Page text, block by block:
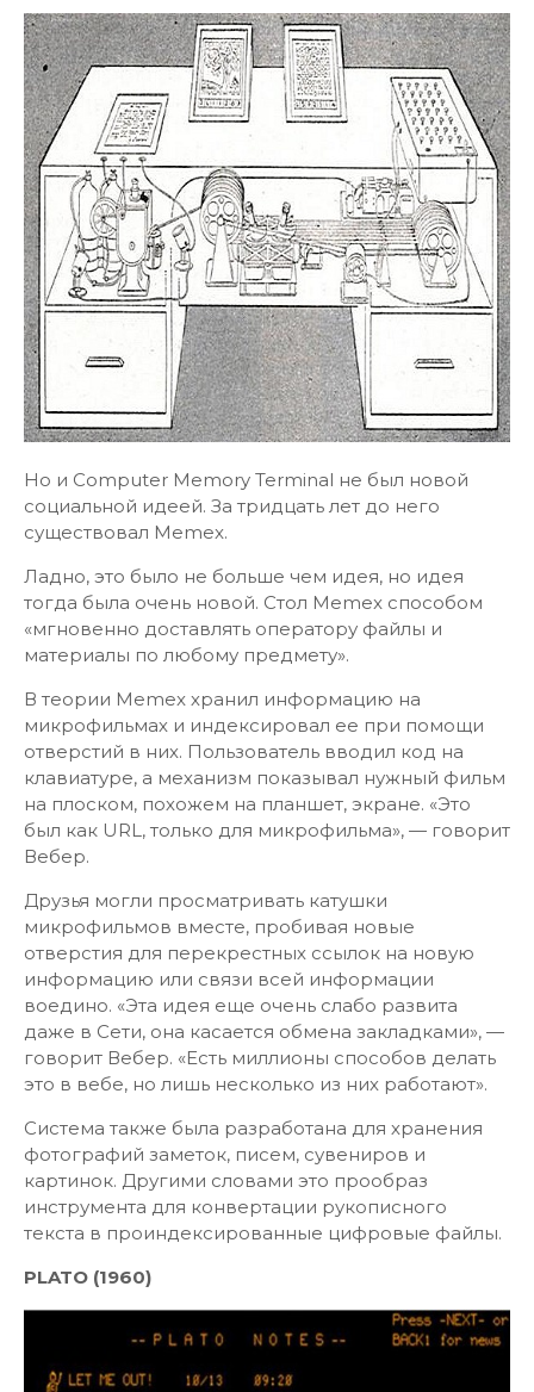
Но и Computer Memory Terminal не был новой
социальной идеей. За тридцать лет до него
существовал Memex.
Ладно, это было не больше чем идея, но идея
тогда была очень новой. Стол Memex способом
«мгновенно доставлять оператору файлы и
материалы по любому предмету».
В теории Memex хранил информацию на
микрофильмах и индексировал ее при помощи
отверстий в них. Пользователь вводил код на
клавиатуре, а механизм показывал нужный фильм
на плоском, похожем на планшет, экране. «Это
был как URL, только для микрофильма», — говорит
Вебер.
Друзья могли просматривать катушки
микрофильмов вместе, пробивая новые
отверстия для перекрестных ссылок на новую
информацию или связи всей информации
воедино. «Эта идея еще очень слабо развита
даже в Сети, она касается обмена закладками», —
говорит Вебер. «Есть миллионы способов делать
это в вебе, но лишь несколько из них работают».
Система также была разработана для хранения
фотографий заметок, писем, сувениров и
картинок. Другими словами это прообраз
инструмента для конвертации рукописного
текста в проиндексированные цифровые файлы.
PLATO (1960)